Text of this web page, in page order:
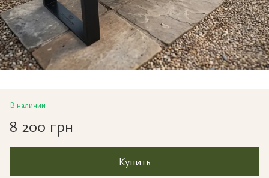
В наличии
8 200 грн
Купить